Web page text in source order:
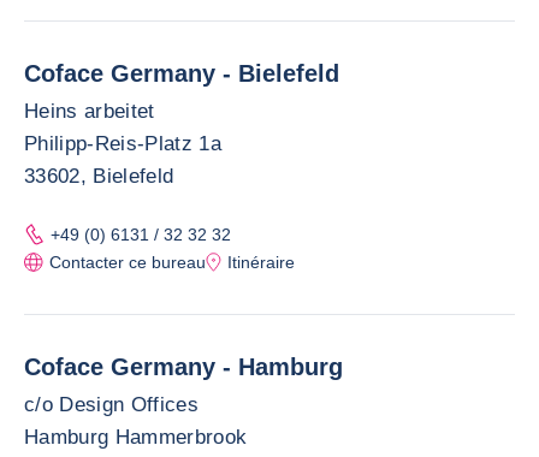
Coface Germany - Bielefeld
Heins arbeitet
Philipp-Reis-Platz 1a
33602, Bielefeld
+49 (0) 6131 / 32 32 32
Contacter ce bureau
Itinéraire
Coface Germany - Hamburg
c/o Design Offices
Hamburg Hammerbrook